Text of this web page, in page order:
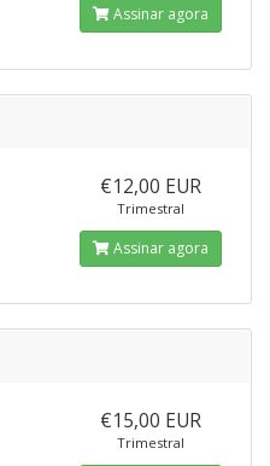
Assinar agora
€12,00 EUR
Trimestral
Assinar agora
€15,00 EUR
Trimestral